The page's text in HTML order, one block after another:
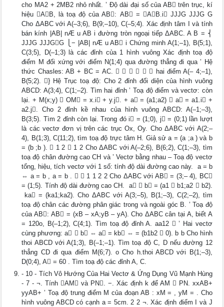
cho MA2 + 2MB2 nhỏ nhất. ’ Độ dài đại số của AB trên trục, kí
hiệu AB, là toạ độ của AB: AB = AB.i JJJG JJJG G
Cho ΔABC với A(–3;6), B(9;–10), C(–5;4). Xác định tâm I và tính
bán kính |AB| nÆ u AB i đường tròn ngoại tiếp ΔABC. A B = ⎨
JJJG JJJGG ⎩− |AB| nÆ u AB i Chứng minh A(1;–1), B(5;1),
C(3;5), D(–1;3) là các đỉnh của 1 hình vuông Xác định toạ độ
điểm M đối xứng với điểm N(1;4) qua đường thẳng đi qua ’ Hệ
thức Chasles: AB + BC = AC.       hai điểm A(– 4;–1),
B(5;2). } Hệ Trục toạ độ: Cho 2 đỉnh đối diện của hình vuông
ABCD: A(3;4), C(1;–2). Tìm hai đỉnh ’ Toạ độ điểm và vectơ: còn
lại. + M(x;y)  OM = x.i + y.j. + a = (a1;a2)  a = a1.i +
a2.j. Cho 2 đỉnh kề nhau của hình vuông ABCD: A(–1;–3),
B(3;5). Tìm 2 đỉnh còn lại. Trong đó i = (1;0), j = (0;1) lần lượt
là các vectơ đơn vị trên các trục Ox, Oy. Cho ΔABC với A(2;–
4), B(1;3), C(11;2), tìm toạ độ trực tâm H. Giả sử a = (a ;a ) và b
= (b ;b ).  1 2  1 2 Cho ΔABC với A(–2;6), B(6;2), C(1;–3), tìm
toạ độ chân đường cao CH và ’ Vectơ bằng nhau – Toạ độ vectơ
tổng, hiệu, tích vectơ với 1 số: tính độ dài đường cao này.  a = b
⇔ a = b , a = b .   1 1 2 2 Cho ΔABC với AB = (3;– 4), BC
= (1;5). Tính độ dài đường cao CH.  a  b = (a1  b1;a2  b2).
 ka = (ka1;ka2). Cho ΔABC với A(3;–5), B(1;–3), C(2;–2), tìm
toạ độ chân các đường phân giác trong và ngoài góc B. ’ Toạ độ
của AB: AB = (xB – xA;yB – yA). Cho ΔABC cân tại A, biết A
= 120o, B(–1;2), C(4;1). Tìm toạ độ đỉnh A. aa12  ’ Hai vectơ
cùng phương: a  b ⇔ a = kb ⇔ = (b1b2  0). b b Cho hình
thoi ABCD với A(1;3), B(–1;–1). Tìm toạ độ C, D nếu đường 12
thẳng CD đi qua điểm M(6;7). o Cho h.thoi ABCD với B(1;–3),
D(0;4), A = 60 . Tìm toạ độ các đỉnh A, C.
- 10 - Tích Vô Hướng Của Hai Vectơ & Ứng Dụng Vũ Mạnh Hùng
- 7 - ¬. Tính AM và PN. −. Xác định k để AM  PN. xxAB+
yyAB+ ’ Toạ độ trung điểm M của đoạn AB : xM = , yM = . Cho
hình vuông ABCD có cạnh a = 5cm. 2 2 ¬. Xác định điểm I và J